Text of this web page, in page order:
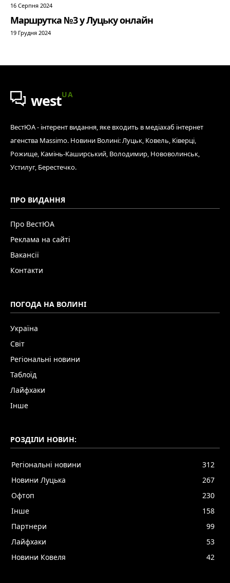
16 Серпня 2024
Маршрутка №3 у Луцьку онлайн
19 Грудня 2024
westUA
ВестЮА - інтерент видання, яке входить в медіахаб інтернет
агенства Massimo. Новини Волині: Луцьк, Ковель, Ківерці,
Рожище, Камінь-Каширський, Володимир, Нововолинськ,
Устилуг, Берестечко.
ПРО ВИДАННЯ
Про ВестЮА
Реклама на сайті
Вакансії
Контакти
ПОГОДА НА ВОЛИНІ
Україна
Світ
Регіональні новини
Таблоїд
Лайфхаки
Інше
РОЗДІЛИ НОВИН:
Регіональні новини
312
Новини Луцька
267
Офтоп
230
Інше
158
Партнери
99
Лайфхаки
53
Новини Ковеля
42